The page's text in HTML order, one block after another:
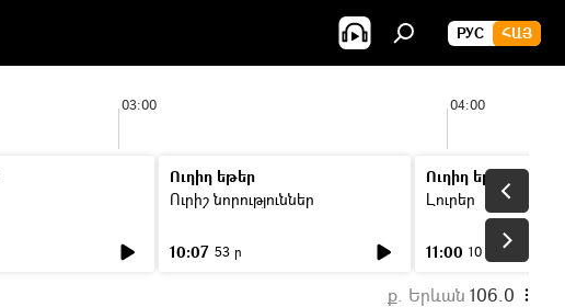
РУС ՀԱՅ
03:00 04:00
Ուղիղ եթեր
Ուրիշ նորություններ
10:07 53 ր
Ուղիղ եթեր
Լուրեր
11:00 10 ր
ք. Երևան 106.0